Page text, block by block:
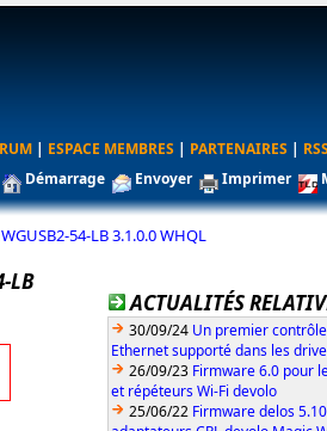
| ESPACE MEMBRES | PARTENAIRES | RSS
Démarrage Envoyer Imprimer
54-LB 3.1.0.0 WHQL
LB
ACTUALITÉS
30/09/24 Un premier
Ethernet supporté dans les
26/09/23 Firmware 6.0 pour
et répéteurs Wi-Fi devolo
25/06/22 Firmware delos